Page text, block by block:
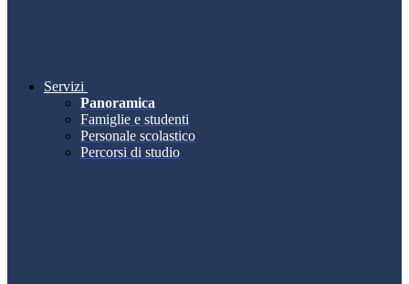
Servizi
Panoramica
Famiglie e studenti
Personale scolastico
Percorsi di studio